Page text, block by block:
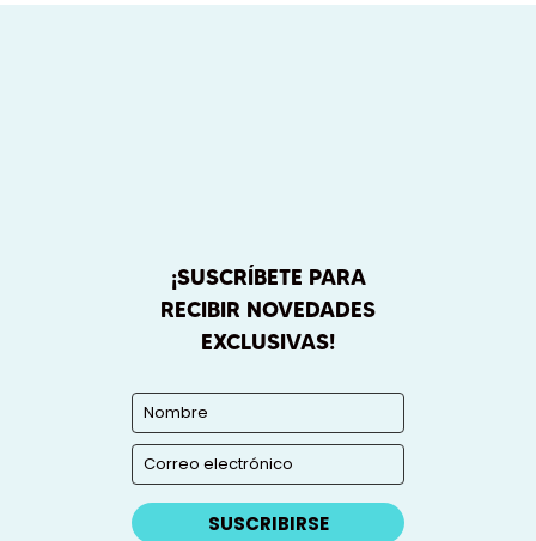
¡SUSCRÍBETE PARA
RECIBIR NOVEDADES
EXCLUSIVAS!
SUSCRIBIRSE